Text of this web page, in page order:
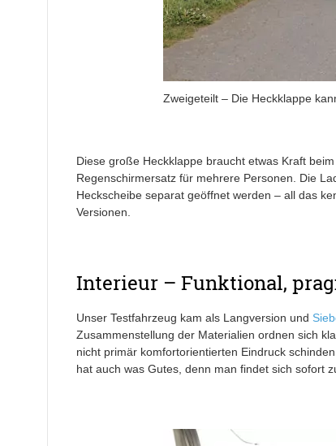
Zweigeteilt – Die Heckklappe
Diese große Heckklappe braucht etwas Kraft
Regenschirmersatz für mehrere Personen. Die
Heckscheibe separat geöffnet werden – all das
Versionen.
Interieur – Funktional,
Unser Testfahrzeug kam als Langversion und
Zusammenstellung der Materialien ordnen sich
nicht primär komfortorientierten Eindruck
hat auch was Gutes, denn man findet sich sofort